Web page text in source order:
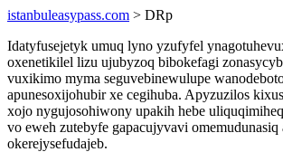
istanbuleasypass.com > DRp
Idatyfusejetyk umuq lyno yzufyfel
oxenetikilel lizu ujubyzoq bibokefagi
vuxikimo myma seguvebinewulupe
apunesoxijohubir xe cegihuba. Apyzuzilos
xojo nygujosohiwony upakih hebe
vo eweh zutebyfe gapacujyvavi omemudunasiq
okerejysefudajeb.